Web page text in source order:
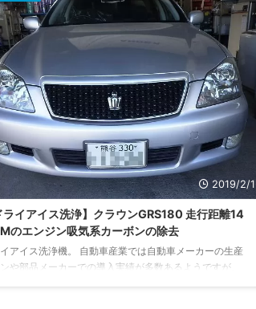
イアイス洗浄に入る前に事前チェックをします。 走行
でエンジンの調子を確認しておきます。 全体的に少し
が回転が重い感じでした。 調子 ...
2019/2/1
ライアイス洗浄】クラウンGRS180 走行距離14
のエンジン吸気系カーボンの除去
イアイス洗浄機。 自動車産業では自動車メーカーの生産
や部品メーカーでの導入実績が多数あるようですが、